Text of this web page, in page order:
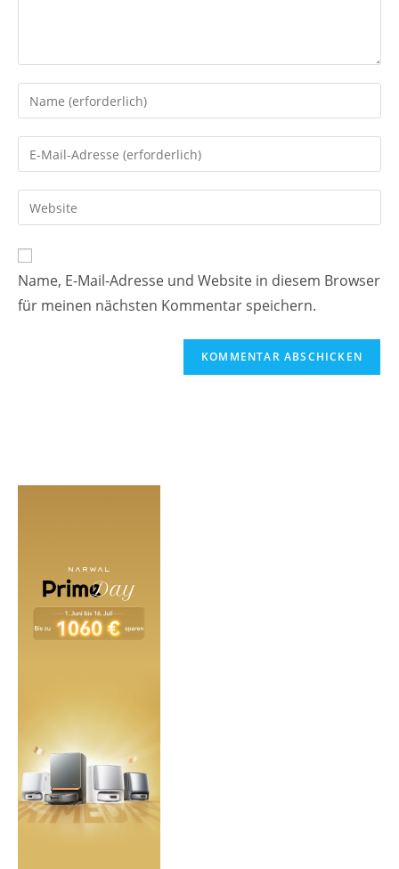
Gib
deinen
Namen
oder
zum
Kommentieren
ein
Gib
deine
E-
Mail-
zum
Kommentieren
ein
Gib
deine
Website-
URL
ein
(optional)
Name, E-Mail-Adresse und Website in diesem Browser
für meinen nächsten Kommentar speichern.